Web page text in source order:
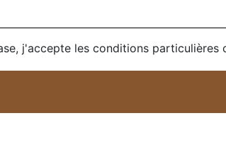
j'accepte les conditions particulières